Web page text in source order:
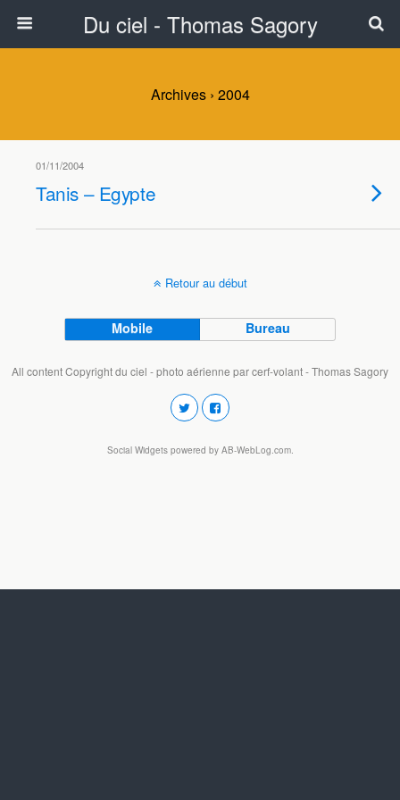
Du ciel - Thomas Sagory
Archives › 2004
01/11/2004
Tanis – Egypte
Retour au début
Mobile Bureau
All content Copyright du ciel - photo aérienne par cerf-volant - Thomas Sagory
Social Widgetspowered by AB-WebLog.com.